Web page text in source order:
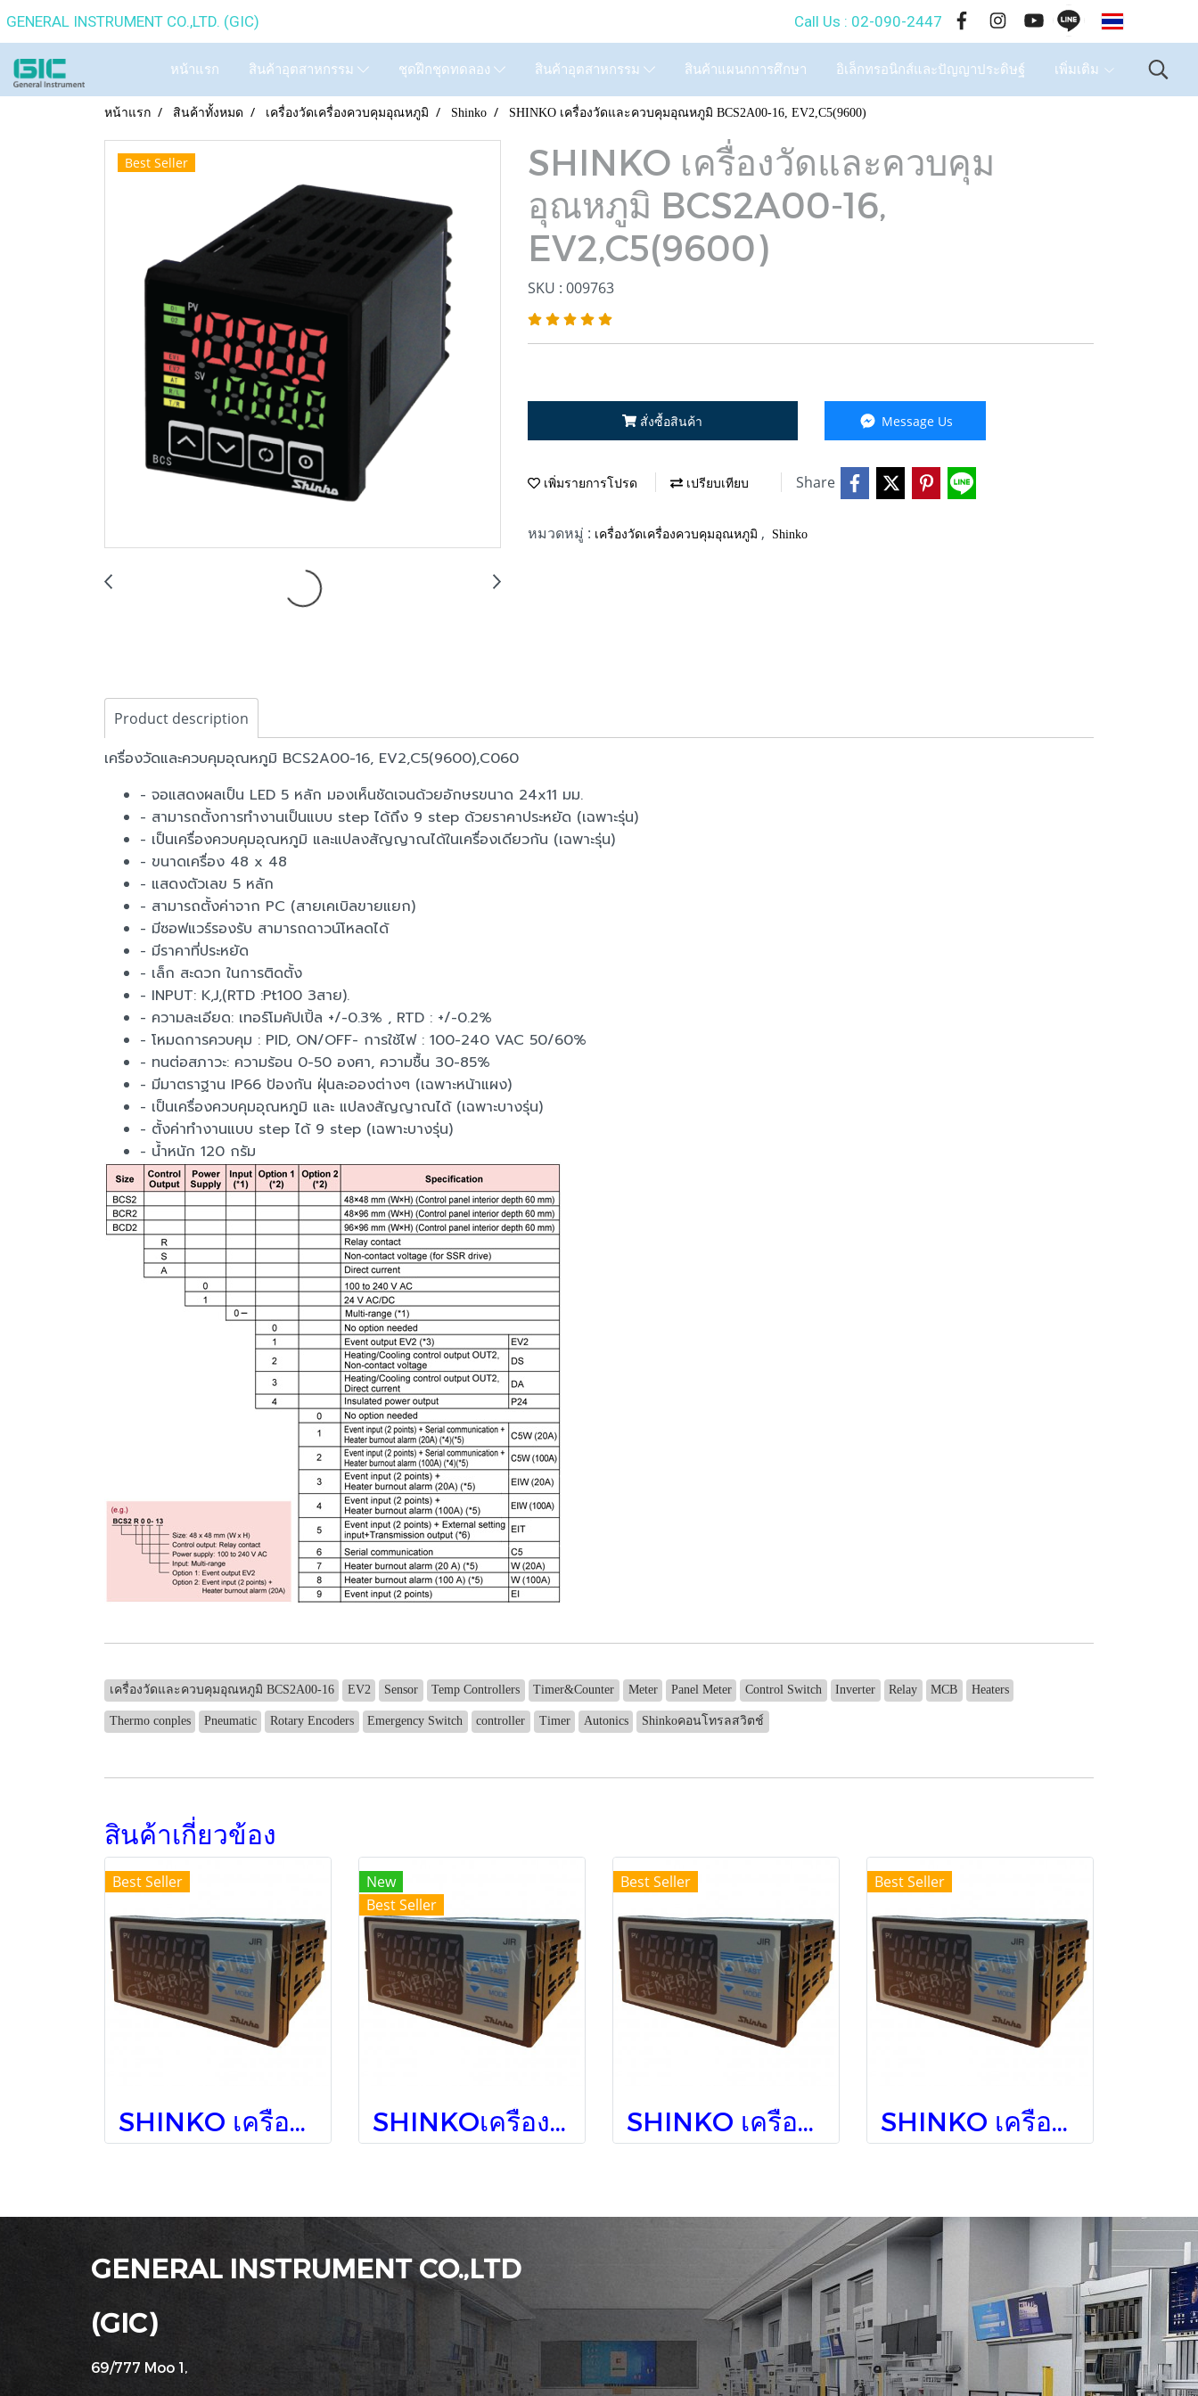
GENERAL INSTRUMENT CO.,LTD. (GIC) Call Us : 02-090-2447
หน้าแรก สินค้าอุตสาหกรรม ชุดฝึกชุดทดลอง สินค้าอุตสาหกรรม สินค้าแผนกการศึกษา อิเล็กทรอนิกส์และปัญญาประดิษฐ์ เพิ่มเติม
หน้าแรก สินค้าทั้งหมด เครื่องวัดเครื่องควบคุมอุณหภูมิ Shinko SHINKO เครื่องวัดและควบคุมอุณหภูมิ BCS2A00-16, EV2,C5(9600)
Best Seller
SHINKO เครื่องวัดและควบคุม
อุณหภูมิ BCS2A00-16,
EV2,C5(9600)
SKU : 009763
สั่งซื้อสินค้า Message Us
เพิ่มรายการโปรด เปรียบเทียบ Share
หมวดหมู่ : เครื่องวัดเครื่องควบคุมอุณหภูมิ , Shinko
Product description
เครื่องวัดและควบคุมอุณหภูมิ BCS2A00-16, EV2,C5(9600),C060
- จอแสดงผลเป็น LED 5 หลัก มองเห็นชัดเจนด้วยอักษรขนาด 24x11 มม.
- สามารถตั้งการทำงานเป็นแบบ step ได้ถึง 9 step ด้วยราคาประหยัด (เฉพาะรุ่น)
- เป็นเครื่องควบคุมอุณหภูมิ และแปลงสัญญาณได้ในเครื่องเดียวกัน (เฉพาะรุ่น)
- ขนาดเครื่อง 48 x 48
- แสดงตัวเลข 5 หลัก
- สามารถตั้งค่าจาก PC (สายเคเบิลขายแยก)
- มีซอฟแวร์รองรับ สามารถดาวน์โหลดได้
- มีราคาที่ประหยัด
- เล็ก สะดวก ในการติดตั้ง
- INPUT: K,J,(RTD :Pt100 3สาย).
- ความละเอียด: เทอร์โมคัปเปิ้ล +/-0.3% , RTD : +/-0.2%
- โหมดการควบคุม : PID, ON/OFF- การใช้ไฟ : 100-240 VAC 50/60%
- ทนต่อสภาวะ: ความร้อน 0-50 องศา, ความชื้น 30-85%
- มีมาตราฐาน IP66 ป้องกัน ฝุ่นละอองต่างๆ (เฉพาะหน้าแผง)
- เป็นเครื่องควบคุมอุณหภูมิ และ แปลงสัญญาณได้ (เฉพาะบางรุ่น)
- ตั้งค่าทำงานแบบ step ได้ 9 step (เฉพาะบางรุ่น)
- น้ำหนัก 120 กรัม
เครื่องวัดและควบคุมอุณหภูมิ BCS2A00-16 EV2 Sensor Temp Controllers Timer&Counter Meter Panel Meter Control Switch Inverter Relay MCB Heaters
Thermo conples Pneumatic Rotary Encoders Emergency Switch controller Timer Autonics Shinkoคอนโทรลสวิตช์
สินค้าเกี่ยวข้อง
Best Seller
SHINKO เครื่องวัดอุณหภูมิติดแผง JIR-301-M, 1, BK, TA(0-20)
New
Best Seller
SHINKOเครื่องวัดอุณหภูมิ/ติดแผง JIR-301-M, BK, P24
Best Seller
SHINKO เครื่องวัดอุณหภูมิติดแผง JIR-301-M, BK,TA (5 Digits)
Best Seller
SHINKO เครื่องวัดอุณหภูมิติดแผง JIR-301-M, BK
GENERAL INSTRUMENT CO.,LTD
(GIC)
69/777 Moo 1,